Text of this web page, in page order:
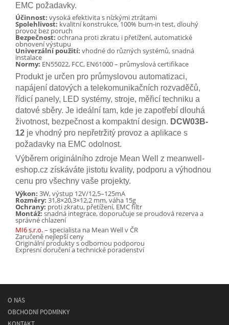
EMC požadavky.
Účinnost: vysoká efektivita s nízkými ztrátami
Spolehlivost: kvalitní konstrukce, 100% burn-in test, dlouhý
provoz bez poruch
Bezpečnost: ochrana proti zkratu i přetížení, automatické
obnovení výstupu
Univerzální použití: vhodné do různých systémů, snadná
instalace
Normy: EN55022, FCC, EN61000 – průmyslová certifikace
Produkt je určen pro průmyslovou automatizaci,
napájení datových a telekomunikačních rozvaděčů,
řídicí panely, LED systémy, stroje, měřicí techniku a
datové sběry. Je ideální tam, kde je zapotřebí dlouhá
životnost, bezpečnost a kompaktní design. DCW03B-
12 je vhodný pro nepřetržitý provoz a aplikace s
požadavky na EMC odolnost.
Výběrem originálního zdroje Mean Well z meanwell-
eshop.cz získáváte jistotu kvality, podporu a výhodnou
cenu pro všechny vaše projekty.
Výkon: 3W, výstup 12V/12,5–125mA
Rozměry: 31,8×20,3×12,2 mm, váha 15g
Ochrany: proti zkratu, přetížení, EMC filtr
Montáž:snadná integrace, doporučuje se proudová rezerva a
správné chlazení
MI6 s.r.o.– specialista na Mean Well v ČR
Zaručeně nejlepší ceny
Originální produkty s odbornou podporou
Expresní doručení a technické poradenství
O NÁS
OBCHODNÍ PODMÍNKY